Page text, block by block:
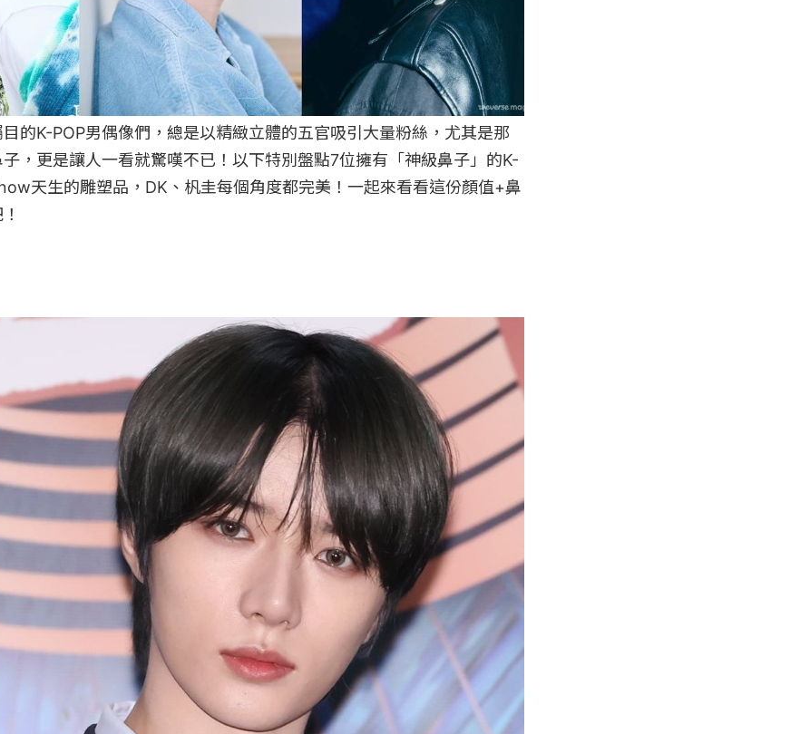
的K-POP男偶像們，總是以精緻立體的五官吸引大量粉絲，尤其是那
，更是讓人一看就驚嘆不已！以下特別盤點7位擁有「神級鼻子」的K-
天生的雕塑品，DK、杋圭每個角度都完美！一起來看看這份顏值+鼻